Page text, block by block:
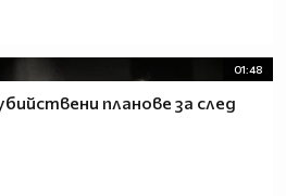
01:48
планове за след